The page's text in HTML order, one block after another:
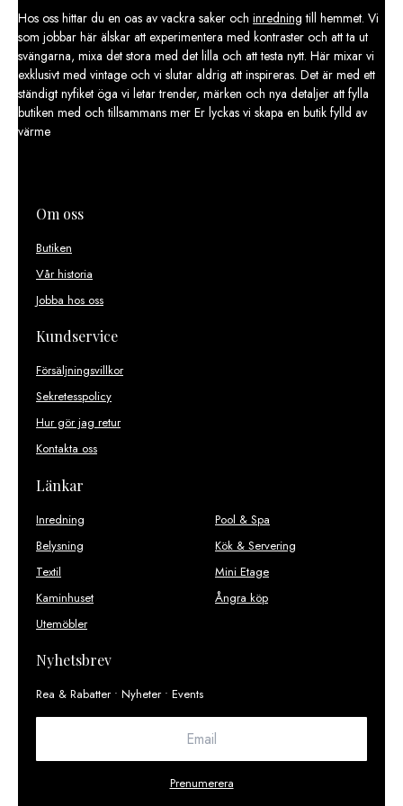
Hos oss hittar du en oas av vackra saker och inredning till hemmet. Vi
som jobbar här älskar att experimentera med kontraster och att ta ut
svängarna, mixa det stora med det lilla och att testa nytt. Här mixar vi
exklusivt med vintage och vi slutar aldrig att inspireras. Det är med ett
ständigt nyfiket öga vi letar trender, märken och nya detaljer att fylla
butiken med och tillsammans mer Er lyckas vi skapa en butik fylld av
värme
Om oss
Butiken
Vår historia
Jobba hos oss
Kundservice
Försäljningsvillkor
Sekretesspolicy
Hur gör jag retur
Kontakta oss
Länkar
Inredning
Belysning
Textil
Kaminhuset
Utemöbler
Pool & Spa
Kök & Servering
Mini Etage
Ångra köp
Nyhetsbrev
Rea & Rabatter • Nyheter • Events
Prenumerera